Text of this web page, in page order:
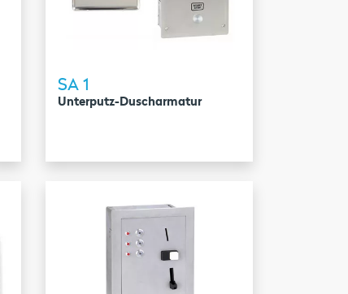
SA 1
Unterputz-Duscharmatur